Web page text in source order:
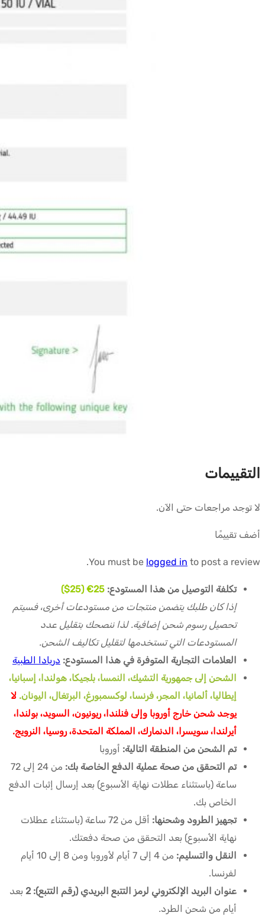
التقييمات
لا توجد مراجعات حتى الآن.
أضف تقييمًا
You must be logged in to post a review.
تكلفة التوصيل من هذا المستودع: 25€ (25$)
إذا كان طلبك يتضمن منتجات من مستودعات أخرى، فسيتم
تحصيل رسوم شحن إضافية. لذا ننصحك بتقليل عدد
المستودعات التي تستخدمها لتقليل تكاليف الشحن.
العلامات التجارية المتوفرة في هذا المستودع: دريادا الطبية
الشحن إلى جمهورية التشيك، النمسا، بلجيكا، هولندا، إسبانيا،
إيطاليا، ألمانيا، المجر، فرنسا، لوكسمبورغ، البرتغال، اليونان. لا
يوجد شحن خارج أوروبا وإلى فنلندا، ريونيون، السويد، بولندا،
أيرلندا، سويسرا، الدنمارك، المملكة المتحدة، روسيا، النرويج.
تم الشحن من المنطقة التالية: أوروبا
تم التحقق من صحة عملية الدفع الخاصة بك:
من 24 إلى 72
ساعة (باستثناء عطلات نهاية الأسبوع) بعد إرسال إثبات الدفع
الخاص بك.
تجهيز الطرود وشحنها:
أقل من 72 ساعة (باستثناء عطلات
نهاية الأسبوع) بعد التحقق من صحة دفعتك.
النقل والتسليم:
من 4 إلى 7 أيام لأوروبا ومن 8 إلى 10 أيام
لفرنسا.
عنوان البريد الإلكتروني لرمز التتبع البريدي (رقم التتبع): 2
بعد
أيام من شحن الطرد.